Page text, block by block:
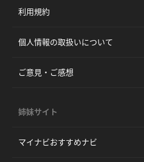
利用規約
個人情報の取扱いについて
ご意見・ご感想
姉妹サイト
マイナビおすすめナビ